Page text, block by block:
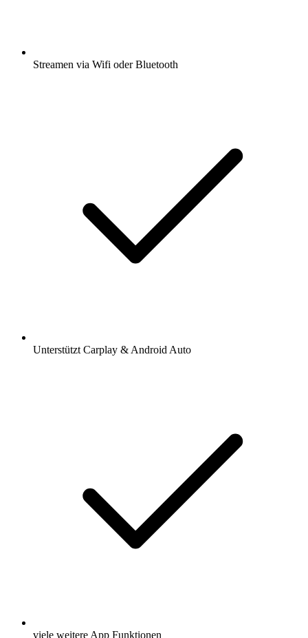
Streamen via Wifi oder Bluetooth
Unterstützt Carplay & Android Auto
viele weitere App Funktionen